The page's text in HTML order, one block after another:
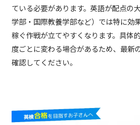
ている必要があります。英語が配点の
学部・国際教養学部など）では特に効
稼ぐ作戦が立てやすくなります。具体
度ごとに変わる場合があるため、最新
確認してください。